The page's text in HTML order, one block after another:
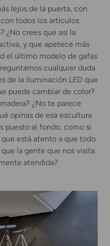
lejos de la puerta, con
todos los artículos
¿No crees que así la
y que apetece más
el último modelo de gafas
cualquier duda
de la iluminación LED que
puede cambiar de color?
¿No te parece
opinas de esa escultura
puesto al fondo, como si
está atento a que todo
la gente que nos visita
atendida?